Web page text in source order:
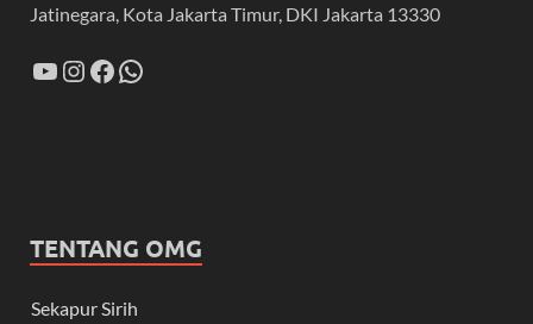
Jatinegara, Kota Jakarta Timur, DKI Jakarta 13330
TENTANG OMG
Sekapur Sirih